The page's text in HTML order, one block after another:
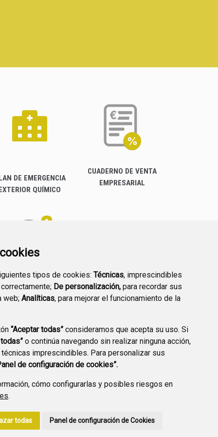
tipos de cookies: Técnicas, imprescindibles
De personalización, para recordar sus
web; Analíticas, para mejorar el funcionamiento de la
“Aceptar todas” consideramos que acepta su uso. Si
o continúa navegando sin realizar ninguna acción,
imprescindibles. Para personalizar sus
de configuración de cookies”.
cómo configurarlas y posibles riesgos en
.
todas Panel de configuración de Cookies
DE EMERGENCIA
QUÍMICO
CUADERNO DE VENTA
EMPRESARIAL
PREGUNTAS
FRECUENTES
PLAN DE ACCIÓN LOCAL
2030
DE PRIVACIDAD POLÍTICA DE COOKIES